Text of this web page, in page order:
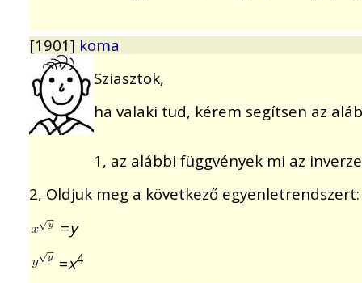
[1901] koma
Sziasztok,
ha valaki tud, kérem segítsen az
1, az alábbi függvények mi az
2, Oldjuk meg a következő egyenletrendszert:
=y
=x4